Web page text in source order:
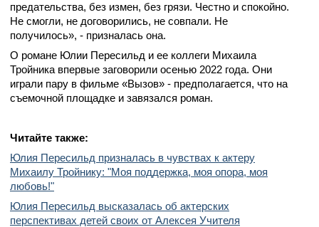
предательства, без измен, без грязи. Честно и спокойно.
Не смогли, не договорились, не совпали. Не
получилось», - призналась она.
О романе Юлии Пересильд и ее коллеги Михаила
Тройника впервые заговорили осенью 2022 года. Они
играли пару в фильме «Вызов» - предполагается, что на
съемочной площадке и завязался роман.
Читайте также:
Юлия Пересильд призналась в чувствах к актеру
Михаилу Тройнику: "Моя поддержка, моя опора, моя
любовь!"
Юлия Пересильд высказалась об актерских
перспективах детей своих от Алексея Учителя